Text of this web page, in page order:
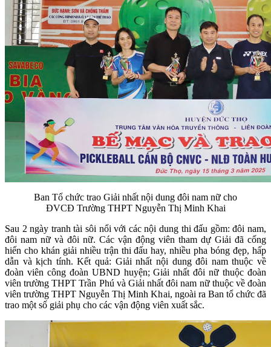
Ban Tổ chức trao Giải nhất nội dung đôi nam nữ cho
ĐVCĐ Trường THPT Nguyễn Thị Minh Khai
Sau 2 ngày tranh tài sôi nổi với các nội dung thi đấu gồm: đôi nam,
đôi nam nữ và đôi nữ. Các vận động viên tham dự Giải đã cống
hiến cho khán giải nhiều trận thi đấu hay, nhiều pha bóng đẹp, hấp
dẫn và kịch tính. Kết quả: Giải nhất nội dung đôi nam thuộc về
đoàn viên công đoàn UBND huyện; Giải nhất đôi nữ thuộc đoàn
viên trường THPT Trần Phú và Giải nhất đôi nam nữ thuộc về đoàn
viên trường THPT Nguyễn Thị Minh Khai, ngoài ra Ban tổ chức đã
trao một số giải phụ cho các vận động viên xuất sắc.